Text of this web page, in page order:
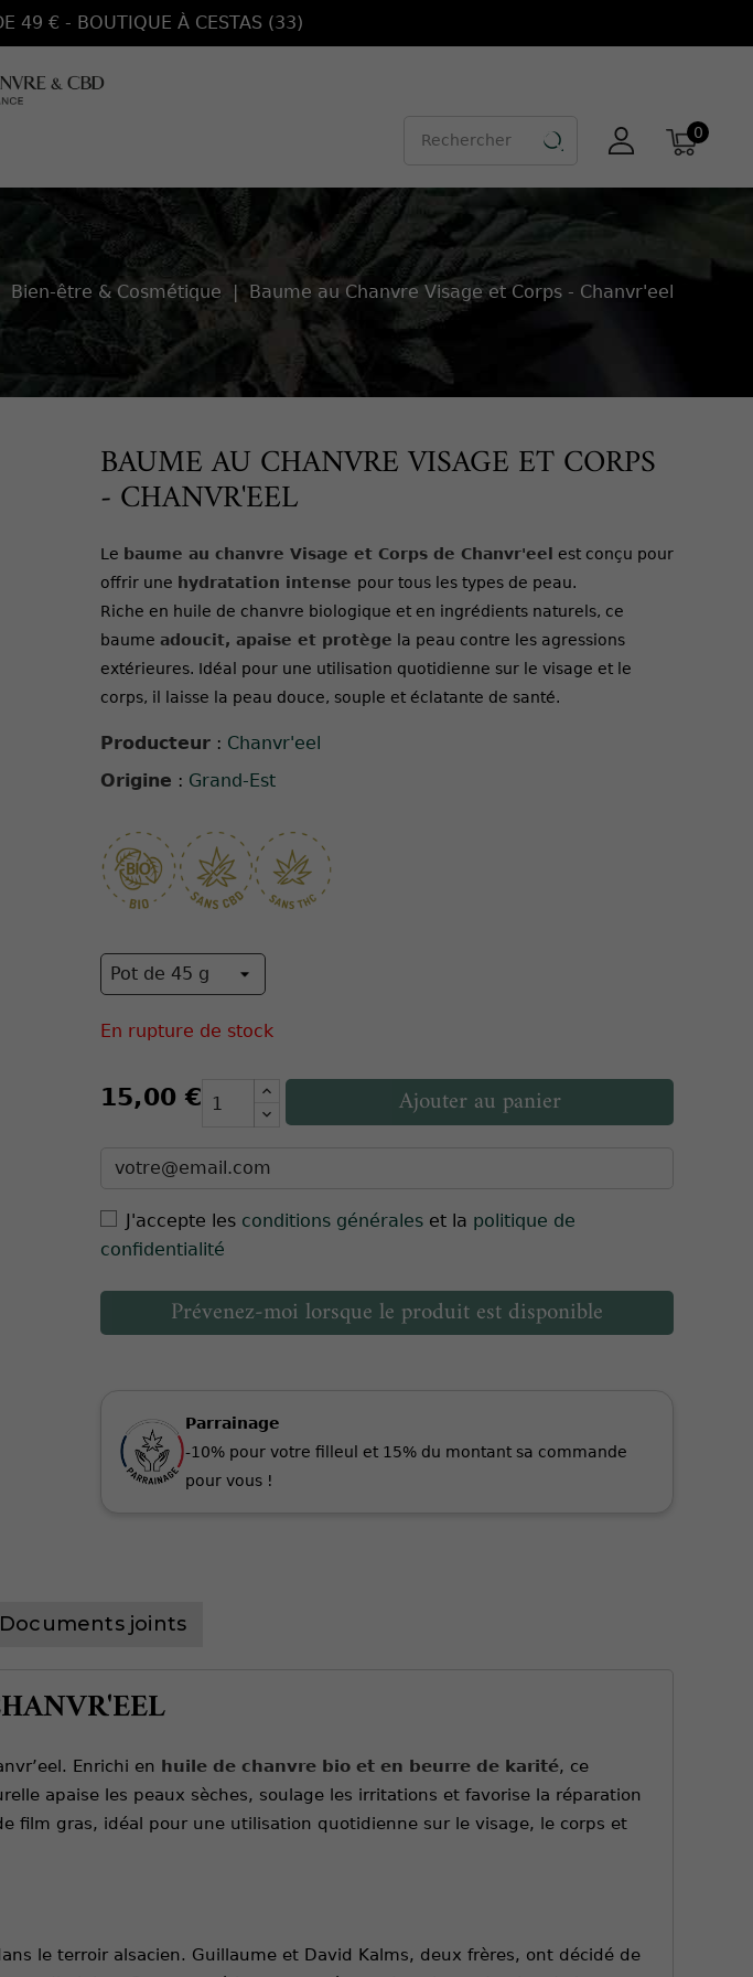
49 € - BOUTIQUE À CESTAS (33)
 0
Bien-être & Cosmétique Baume au Chanvre Visage et Corps - Chanvr'eel
BAUME AU CHANVRE VISAGE ET CORPS
- CHANVR'EEL
Le baume au chanvre Visage et Corps de Chanvr'eel
est conçu pour
offrir une hydratation intense pour tous les types de peau.
Riche en huile de chanvre biologique et en ingrédients naturels, ce
baume adoucit, apaise et protège la peau contre les agressions
extérieures. Idéal pour une utilisation quotidienne sur le visage et le
corps, il laisse la peau douce, souple et éclatante de santé.
Producteur : Chanvr'eel
Origine : Grand-Est
En rupture de stock
15,00 € Ajouter au panier
J'accepte les conditions générales et la politique de
confidentialité
Prévenez-moi lorsque le produit est disponible
Parrainage
-10% pour votre filleul et 15% du montant sa commande
pour vous !
Documents joints
Enrichi en huile de chanvre bio et en beurre de karité, ce
apaise les peaux sèches, soulage les irritations et favorise la réparation
film gras, idéal pour une utilisation quotidienne sur le visage, le corps et
le terroir alsacien. Guillaume et David Kalms, deux frères, ont décidé de